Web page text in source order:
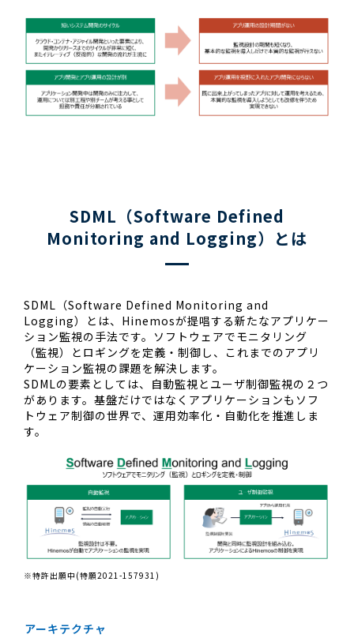
SDML（Software Defined
Monitoring and Logging）とは
SDML（Software Defined Monitoring and
Logging）とは、Hinemosが提唱する新たなアプリケー
ション監視の手法です。ソフトウェアでモニタリング
（監視）とロギングを定義・制御し、これまでのアプリ
ケーション監視の課題を解決します。
SDMLの要素としては、自動監視とユーザ制御監視の２つ
があります。基盤だけではなくアプリケーションもソフ
トウェア制御の世界で、運用効率化・自動化を推進しま
す。
※特許出願中(特願2021-157931)
アーキテクチャ